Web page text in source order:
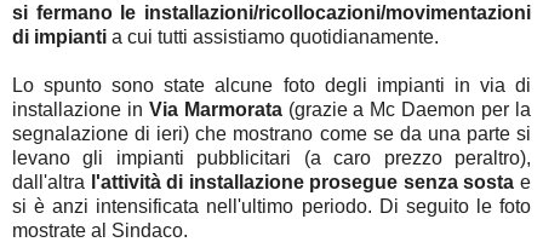
si fermano le installazioni/ricollocazioni/movimentazioni
di impianti a cui tutti assistiamo quotidianamente.
Lo spunto sono state alcune foto degli impianti in via di
installazione in Via Marmorata(grazie a Mc Daemon per la
segnalazione di ieri) che mostrano come se da una parte si
levano gli impianti pubblicitari (a caro prezzo peraltro),
dall'altra l'attività di installazione prosegue senza sosta e
si è anzi intensificata nell'ultimo periodo. Di seguito le foto
mostrate al Sindaco.